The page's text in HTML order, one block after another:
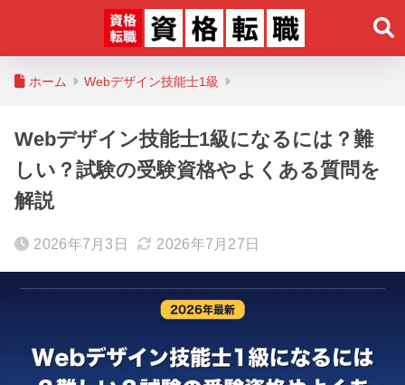
ホーム Webデザイン技能士1級
Webデザイン技能士1級になるには？難
しい？試験の受験資格やよくある質問を
解説
2026年7月3日 2026年7月27日